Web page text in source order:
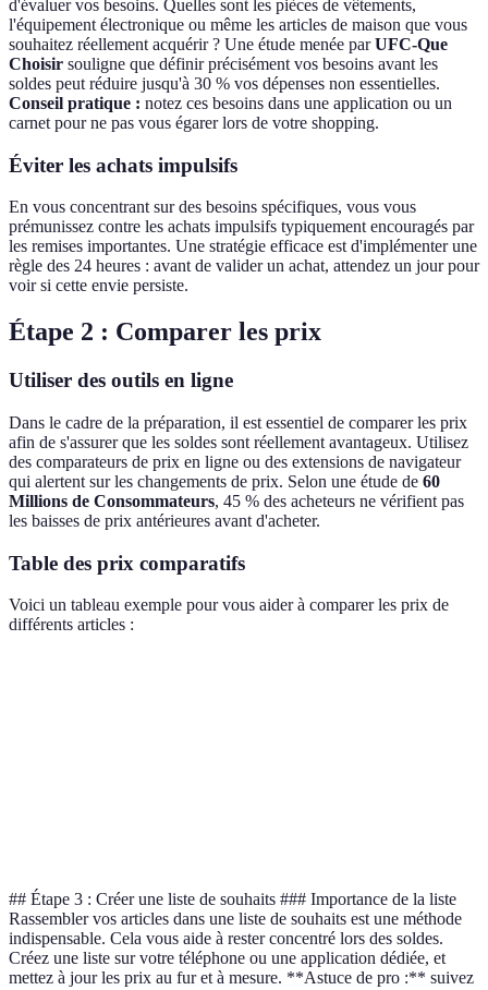
d'évaluer vos besoins. Quelles sont les pièces de vêtements,
l'équipement électronique ou même les articles de maison que vous
souhaitez réellement acquérir ? Une étude menée parUFC-Que
Choisir souligne que définir précisément vos besoins avant les
soldes peut réduire jusqu'à 30 % vos dépenses non essentielles.
Conseil pratique : notez ces besoins dans une application ou un
carnet pour ne pas vous égarer lors de votre shopping.
Éviter les achats impulsifs
En vous concentrant sur des besoins spécifiques, vous vous
prémunissez contre les achats impulsifs typiquement encouragés par
les remises importantes. Une stratégie efficace est d'implémenter une
règle des 24 heures : avant de valider un achat, attendez un jour pour
voir si cette envie persiste.
Étape 2 : Comparer les prix
Utiliser des outils en ligne
Dans le cadre de la préparation, il est essentiel de comparer les prix
afin de s'assurer que les soldes sont réellement avantageux. Utilisez
des comparateurs de prix en ligne ou des extensions de navigateur
qui alertent sur les changements de prix. Selon une étude de 60
Millions de Consommateurs, 45 % des acheteurs ne vérifient pas
les baisses de prix antérieures avant d'acheter.
Table des prix comparatifs
Voici un tableau exemple pour vous aider à comparer les prix de
différents articles :
## Étape 3 : Créer une liste de souhaits ### Importance de la liste
Rassembler vos articles dans une liste de souhaits est une méthode
indispensable. Cela vous aide à rester concentré lors des soldes.
Créez une liste sur votre téléphone ou une application dédiée, et
mettez à jour les prix au fur et à mesure. **Astuce de pro :** suivez